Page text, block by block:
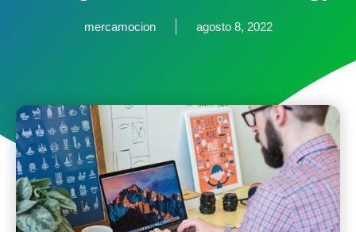
mercamocion agosto 8, 2022